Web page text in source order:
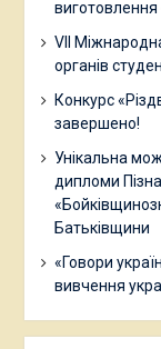
виготовлення
VII
органів
Конкурс
завершено!
Унікальна
дипломи
Батьківщини
«Говори
вивчення